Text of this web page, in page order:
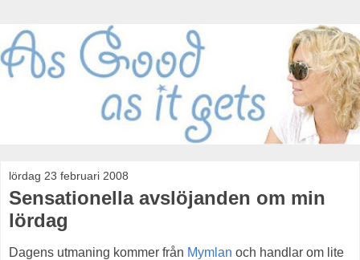
lördag 23 februari 2008
Sensationella avslöjanden om min
lördag
Dagens utmaning kommer från Mymlan och handlar om lite